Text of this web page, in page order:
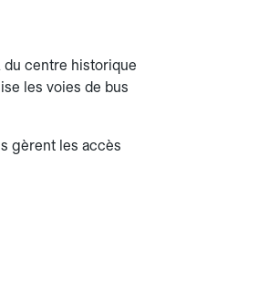
du centre historique
les voies de bus
gèrent les accès